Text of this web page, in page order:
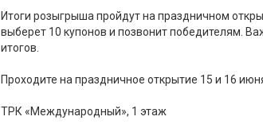
Итоги розыгрыша пройдут на праздничном
выберет 10 купонов и позвонит победителям.
итогов.
Проходите на праздничное открытие 15 и 16
ТРК «Международный», 1 этаж